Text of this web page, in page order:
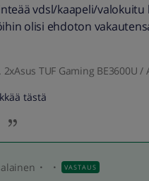
vdsl/kaapeli/
olisi ehdoton
TUF Gaming BE3600U /
tästä
VASTAUS